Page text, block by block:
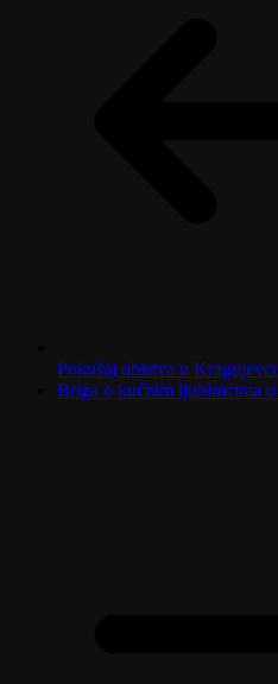
Pokušaj ubistva u
Briga o kućnim ljubimcima u